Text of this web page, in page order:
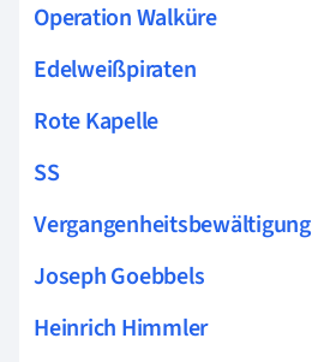
Operation Walküre
Edelweißpiraten
Rote Kapelle
SS
Vergangenheitsbewältigung
Joseph Goebbels
Heinrich Himmler